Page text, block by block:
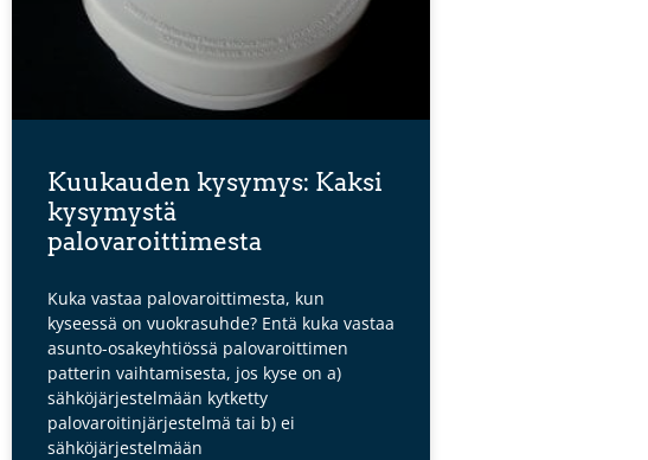
Kuukauden kysymys: Kaksi
kysymystä
palovaroittimesta
Kuka vastaa palovaroittimesta, kun
kyseessä on vuokrasuhde? Entä kuka vastaa
asunto-osakeyhtiössä palovaroittimen
patterin vaihtamisesta, jos kyse on a)
sähköjärjestelmään kytketty
palovaroitinjärjestelmä tai b) ei
sähköjärjestelmään